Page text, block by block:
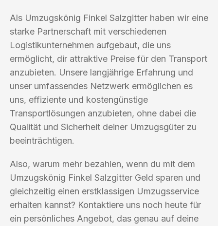
Als Umzugskönig Finkel Salzgitter haben wir eine
starke Partnerschaft mit verschiedenen
Logistikunternehmen aufgebaut, die uns
ermöglicht, dir attraktive Preise für den Transport
anzubieten. Unsere langjährige Erfahrung und
unser umfassendes Netzwerk ermöglichen es
uns, effiziente und kostengünstige
Transportlösungen anzubieten, ohne dabei die
Qualität und Sicherheit deiner Umzugsgüter zu
beeinträchtigen.
Also, warum mehr bezahlen, wenn du mit dem
Umzugskönig Finkel Salzgitter Geld sparen und
gleichzeitig einen erstklassigen Umzugsservice
erhalten kannst? Kontaktiere uns noch heute für
ein persönliches Angebot, das genau auf deine